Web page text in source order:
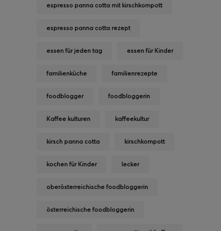
espresso panna cotta mit kirschkompott
espresso panna cotta rezept
essen für jeden tag essen für Kinder
familienküche familienrezepte
foodblogger foodbloggerin
Kaffee kulturen kaffeekultur
kirsch panna cotta kirschkompott
kochen für Kinder lecker
oberösterreichische foodbloggerin
österreichische foodbloggerin